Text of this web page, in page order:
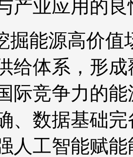
产业应用的
掘能源高价
给体系，形
际竞争力的
、数据基础
人工智能赋